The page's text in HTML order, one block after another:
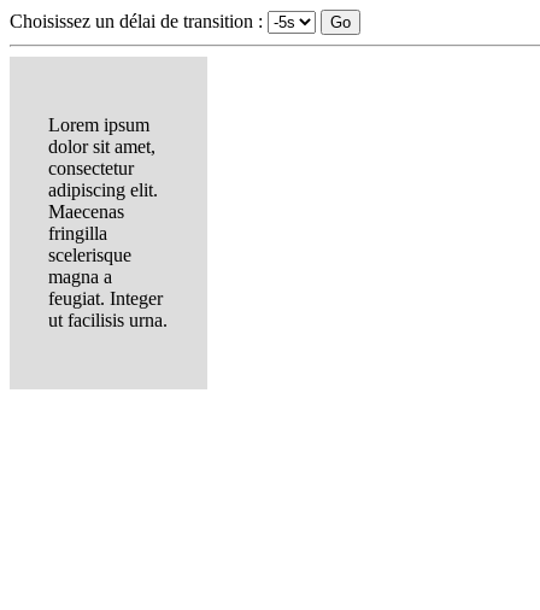
Choisissez un délai de transition :
Lorem ipsum
dolor sit amet,
consectetur
adipiscing elit.
Maecenas
fringilla
scelerisque
magna a
feugiat. Integer
ut facilisis urna.